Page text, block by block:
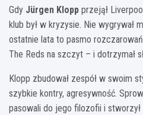
Gdy Jürgen Klopp przejął
klub był w kryzysie. Nie wygrywał
ostatnie lata to pasmo
The Reds na szczyt – i dotrzymał
Klopp zbudował zespół w swoim
szybkie kontry, agresywność.
pasowali do jego filozofii i